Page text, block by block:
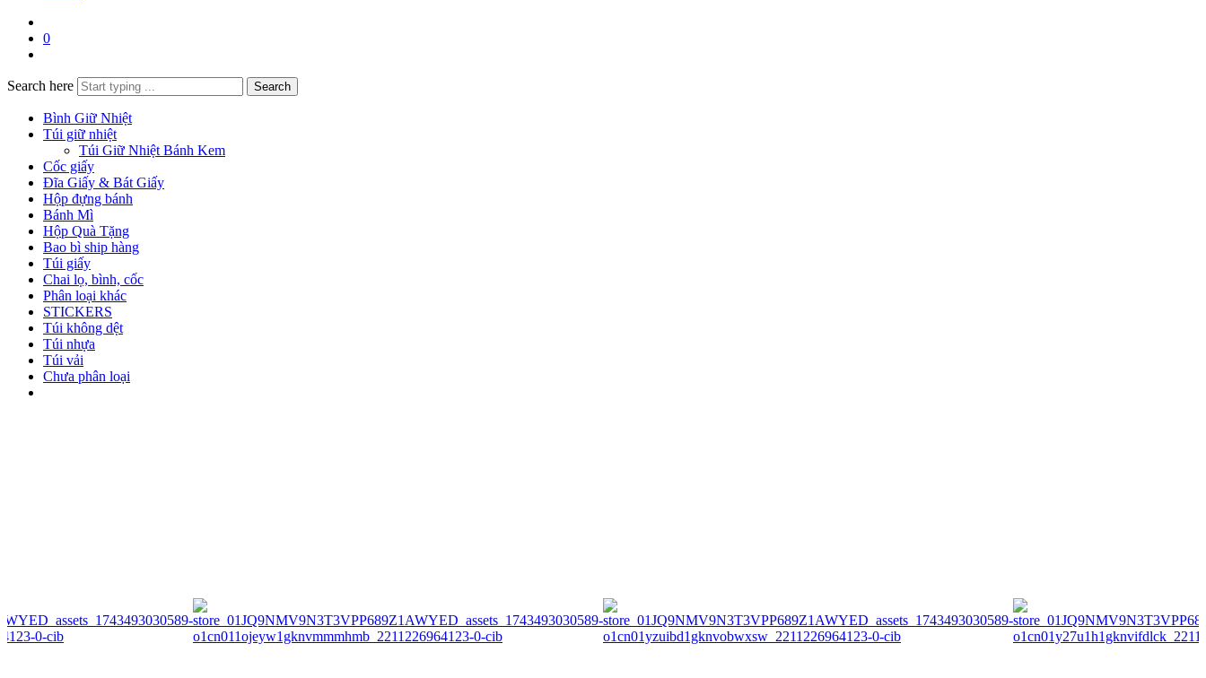
0
Search here Search
Bình Giữ Nhiệt
Túi giữ nhiệt
Túi Giữ Nhiệt Bánh Kem
Cốc giấy
Đĩa Giấy & Bát Giấy
Hộp đựng bánh
Bánh Mì
Hộp Quà Tặng
Bao bì ship hàng
Túi giấy
Chai lọ, bình, cốc
Phân loại khác
STICKERS
Túi không dệt
Túi nhựa
Túi vải
Chưa phân loại